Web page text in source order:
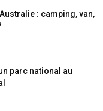
: camping, van,
parc national au